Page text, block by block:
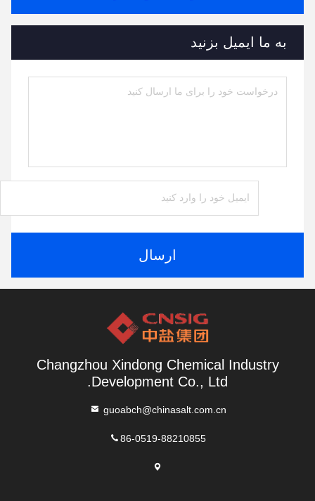
به ما ایمیل بزنید
ارسال
Changzhou Xindong Chemical Industry
Development Co., Ltd.
guoabch@chinasalt.com.cn
86-0519-88210855